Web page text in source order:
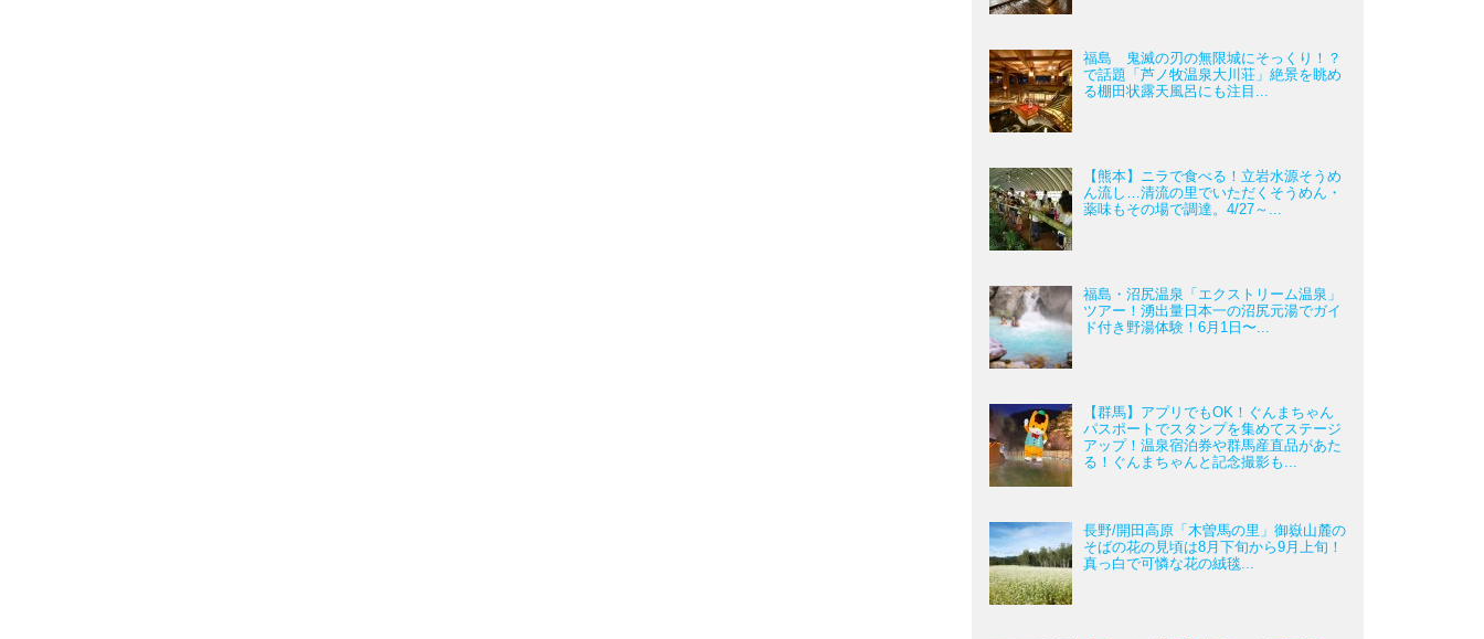
福島 鬼滅の刃の無限城にそっくり！？
で話題「芦ノ牧温泉大川荘」絶景を眺め
る棚田状露天風呂にも注目...
【熊本】ニラで食べる！立岩水源そうめ
ん流し…清流の里でいただくそうめん・
薬味もその場で調達。4/27～...
福島・沼尻温泉「エクストリーム温泉」
ツアー！湧出量日本一の沼尻元湯でガイ
ド付き野湯体験！6月1日〜...
【群馬】アプリでもOK！ぐんまちゃん
パスポートでスタンプを集めてステージ
アップ！温泉宿泊券や群馬産直品があた
る！ぐんまちゃんと記念撮影も...
長野/開田高原「木曽馬の里」御嶽山麓の
そばの花の見頃は8月下旬から9月上旬！
真っ白で可憐な花の絨毯...